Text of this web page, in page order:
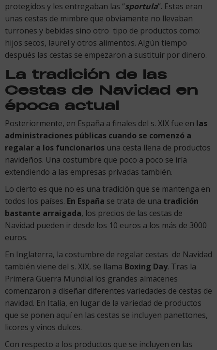
protegidos y les entregaban las “sportula”. Estas eran
unas cestas de mimbre que obviamente no llevaban
turrones y bebidas sino otro tipo de productos como:
hijos secos, laurel y otros alimentos. Algún tiempo
después las cestas se empezaron a sustituir por dinero.
La tradición de las
Cestas de Navidad en
época actual
Posteriormente, en España a finales del s. XIX fue en las
administraciones públicas cuando se comenzó a
regalar a los funcionarios una cesta llena de productos
navideños. Una costumbre que poco a poco se iría
extendiendo a las empresas privadas también.
Lo cierto es que no es una tradición que se mantenga en
todos los países. En España se trata de una tradición
bastante arraigada, los precios de las cestas de
Navidad pueden ir desde los 10 euros a los más de 3000
euros.
En Inglaterra, la costumbre de regalar cestas de Navidad
también viene del s. XIX, se llama Boxing Day. Tras la
Primera Guerra Mundial los grandes almacenes
comenzaron a diseñar diferentes variedades de cestas de
navidad. En Italia, en lugar de la variedad de productos
que se ponen aquí en las cestas se incluyen panettones,
licores y vinos dulces.
Con respecto a los productos que se incluyen en las